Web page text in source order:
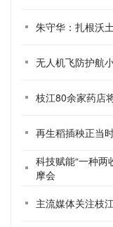
朱守华：扎根沃
无人机飞防护航
枝江80余家药
再生稻插秧正当
科技赋能“一种
摩会
主流媒体关注枝